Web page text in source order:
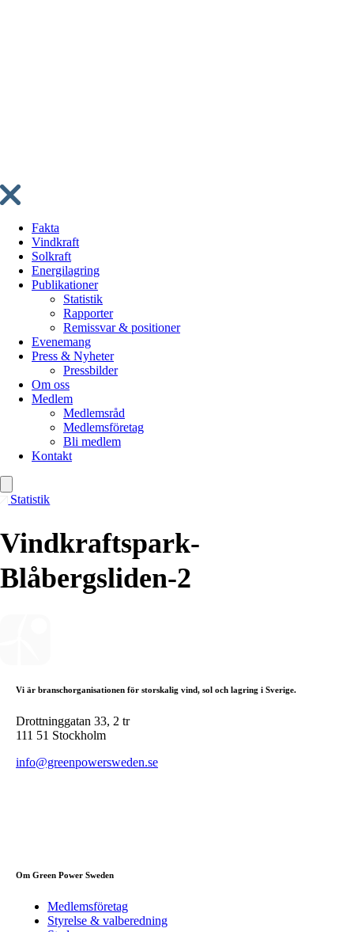
Fakta
Vindkraft
Solkraft
Energilagring
Publikationer
Statistik
Rapporter
Remissvar & positioner
Evenemang
Press & Nyheter
Pressbilder
Om oss
Medlem
Medlemsråd
Medlemsföretag
Bli medlem
Kontakt
Statistik
Vindkraftspark-
Blåbergsliden-2
Vi är branschorganisationen för storskalig vind, sol och lagring i Sverige.
Drottninggatan 33, 2 tr
111 51 Stockholm
info@greenpowersweden.se
Om Green Power Sweden
Medlemsföretag
Styrelse & valberedning